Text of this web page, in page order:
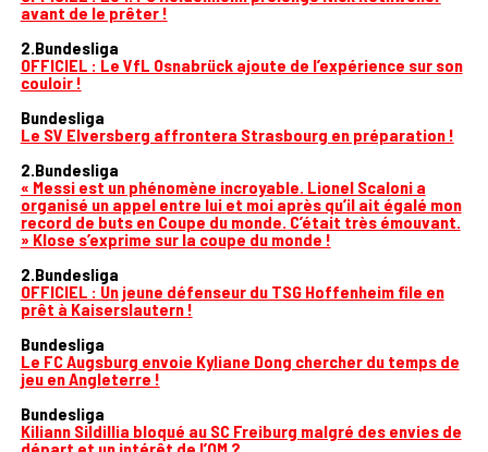
avant de le prêter !
2.Bundesliga
OFFICIEL : Le VfL Osnabrück ajoute de l’expérience sur son
couloir !
Bundesliga
Le SV Elversberg affrontera Strasbourg en préparation !
2.Bundesliga
« Messi est un phénomène incroyable. Lionel Scaloni a
organisé un appel entre lui et moi après qu’il ait égalé mon
record de buts en Coupe du monde. C’était très émouvant.
» Klose s’exprime sur la coupe du monde !
2.Bundesliga
OFFICIEL : Un jeune défenseur du TSG Hoffenheim file en
prêt à Kaiserslautern !
Bundesliga
Le FC Augsburg envoie Kyliane Dong chercher du temps de
jeu en Angleterre !
Bundesliga
Kiliann Sildillia bloqué au SC Freiburg malgré des envies de